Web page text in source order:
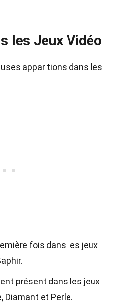
les Jeux Vidéo
apparitions dans les
fois dans les jeux
présent dans les jeux
Diamant et Perle.